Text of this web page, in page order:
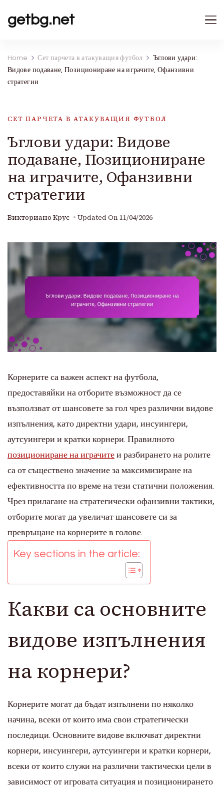
getbg.net
Home Сет парчета в атакуващия футбол
Ъглови удари:
Видове подаване, Позициониране на играчите, Офанзивни
стратегии
СЕТ ПАРЧЕТА В АТАКУВАЩИЯ ФУТБОЛ
Ъглови удари: Видове
подаване, Позициониране
на играчите, Офанзивни
стратегии
Викториано Крус Updated On 11/04/2026
Корнерите са важен аспект на футбола,
предоставяйки на отборите възможност да се
възползват от шансовете за гол чрез различни видове
изпълнения, като директни удари, инсуингери,
аутсуингери и кратки корнери. Правилното
позициониране на играчите и разбирането на ролите
са от съществено значение за максимизиране на
ефективността по време на тези статични положения.
Чрез прилагане на стратегически офанзивни тактики,
отборите могат да увеличат шансовете си за
превръщане на корнерите в голове.
Key sections in the article:
Какви са основните
видове изпълнения
на корнери?
Корнерите могат да бъдат изпълнени по няколко
начина, всеки от които има свои стратегически
последици. Основните видове включват директни
корнери, инсуингери, аутсуингери и кратки корнери,
всеки от които служи на различни тактически цели в
зависимост от игровата ситуация и позиционирането